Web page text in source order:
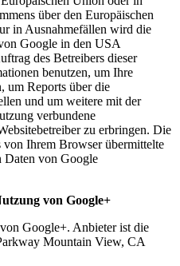
über den Europäischen
in Ausnahmefällen wird die
Google in den USA
des Betreibers dieser
benutzen, um Ihre
um Reports über die
und um weitere mit der
verbundene
zu erbringen. Die
Ihrem Browser übermittelte
Daten von Google
von Google+
Google+. Anbieter ist die
Mountain View, CA